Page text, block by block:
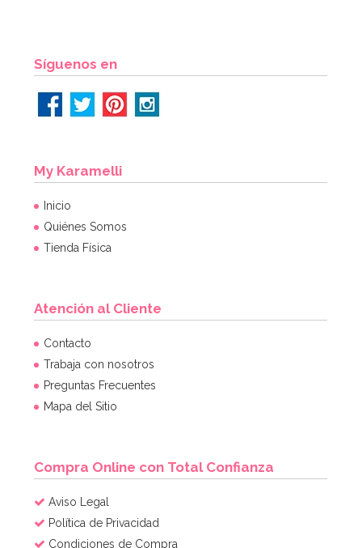
Molde para Cupcakes 12 Cavidades - Wilton
AÑADIR
Síguenos en
My Karamelli
Inicio
Quiénes Somos
Tienda Física
Atención al Cliente
Contacto
Trabaja con nosotros
Preguntas Frecuentes
Mapa del Sitio
Compra Online con Total Confianza
Aviso Legal
Política de Privacidad
Condiciones de Compra